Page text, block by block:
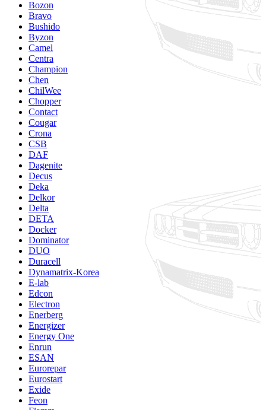
Bozon
Bravo
Bushido
Byzon
Camel
Centra
Champion
Chen
ChilWee
Chopper
Contact
Cougar
Crona
CSB
DAF
Dagenite
Decus
Deka
Delkor
Delta
DETA
Docker
Dominator
DUO
Duracell
Dynamatrix-Korea
E-lab
Edcon
Electron
Enerberg
Energizer
Energy One
Enrun
ESAN
Eurorepar
Eurostart
Exide
Feon